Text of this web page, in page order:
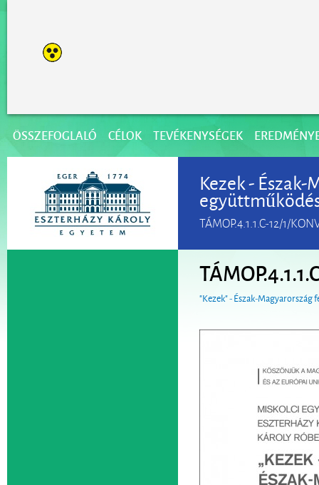
ÖSSZEFOGLALÓ CÉLOK TEVÉKENYSÉGEK
Kezek -
TÁMOP.4.1.1.C-12/1/
"Kezek" - Észak-